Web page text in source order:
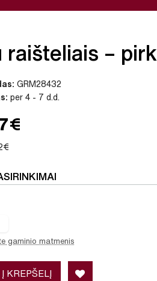
raišteliais –
GRM28432
per 4 - 7 d.d.
gaminio matmenis
Į KREPŠELĮ